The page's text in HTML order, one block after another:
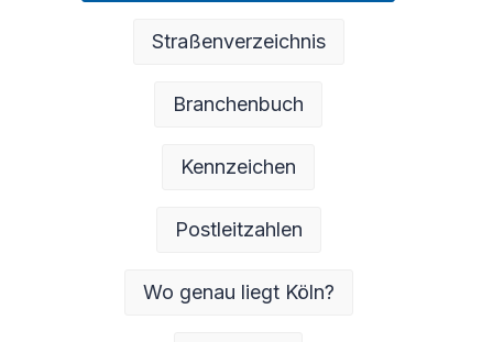
Straßenverzeichnis
Branchenbuch
Kennzeichen
Postleitzahlen
Wo genau liegt Köln?